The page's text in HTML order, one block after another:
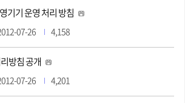
기기 운영 처리 방침
07-26 4,158
방침 공개
07-26 4,201